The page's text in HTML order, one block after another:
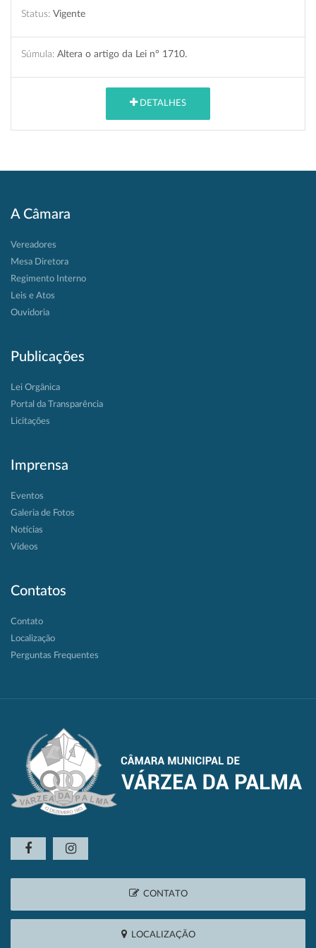
Status: Vigente
Súmula: Altera o artigo da Lei n° 1710.
DETALHES
A Câmara
Vereadores
Mesa Diretora
Regimento Interno
Leis e Atos
Ouvidoria
Publicações
Lei Orgânica
Portal da Transparência
Licitações
Imprensa
Eventos
Galeria de Fotos
Notícias
Vídeos
Contatos
Contato
Localização
Perguntas Frequentes
CONTATO
LOCALIZAÇÃO